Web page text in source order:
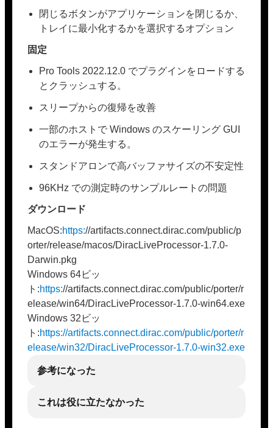
閉じるボタンがアプリケーションを閉じるか、
トレイに最小化するかを選択するオプション
固定
Pro Tools 2022.12.0 でプラグインをロードする
とクラッシュする。
スリープからの復帰を改善
一部のホストで Windows のスケーリング GUI
のエラーが発生する。
スタンドアロンで高バッファサイズの不安定性
96KHz での測定時のサンプルレートの問題
ダウンロード
MacOS:https://artifacts.connect.dirac.com/public/p
orter/release/macos/DiracLiveProcessor-1.7.0-
Darwin.pkg
Windows 64ビッ
ト:https://artifacts.connect.dirac.com/public/porter/r
elease/win64/DiracLiveProcessor-1.7.0-win64.exe
Windows 32ビッ
ト:https://artifacts.connect.dirac.com/public/porter/r
elease/win32/DiracLiveProcessor-1.7.0-win32.exe
参考になった
これは役に立たなかった